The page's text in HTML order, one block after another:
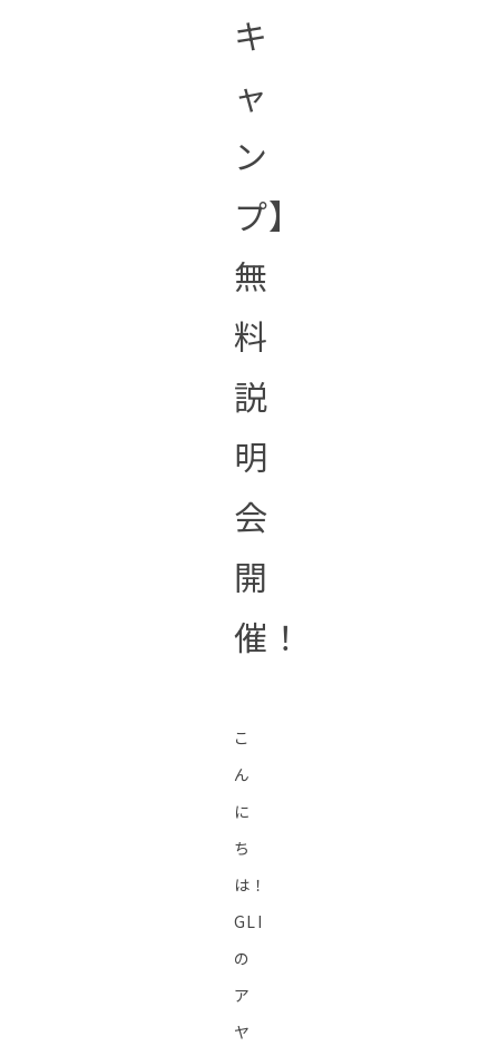
キ
ャ
ン
プ】
無
料
説
明
会
開
催！
こ
ん
に
ち
は！
GLI
の
ア
ヤ